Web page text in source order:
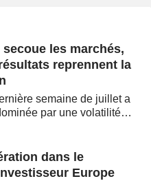
secoue les marchés,
reprennent la
semaine de juillet a
par une volatilité
conducteurs. Les
sur la soutenabilité
dans le
Europe